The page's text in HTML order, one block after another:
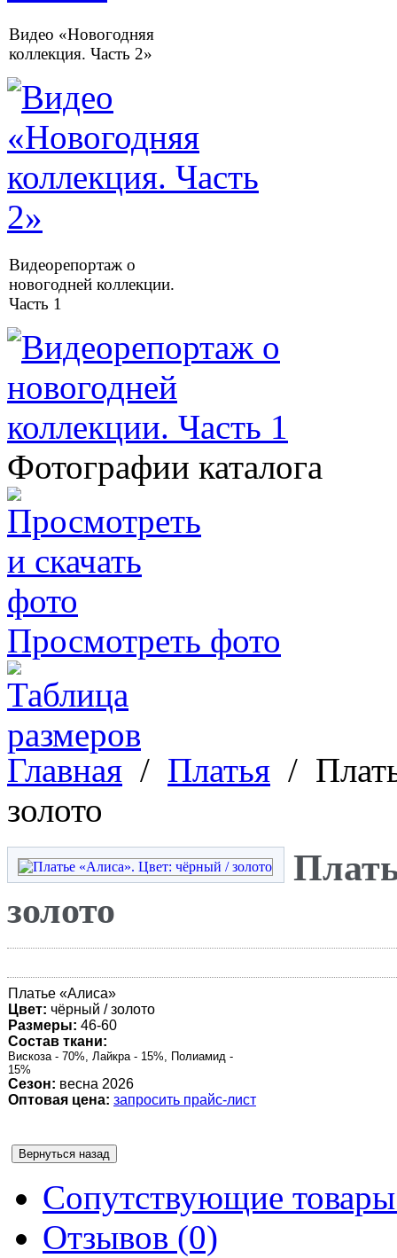
Видео «Новогодняя
коллекция. Часть 2»
Видеорепортаж о
новогодней коллекции.
Часть 1
Фотографии каталога
Просмотреть фото
Главная / Платья /
золото
золото
Платье «Алиса»
Цвет: чёрный / золото
Размеры: 46-60
Состав ткани:
Вискоза - 70%, Лайкра - 15%, Полиамид -
15%
Сезон: весна 2026
Оптовая цена: запросить прайс-лист
Сопутствующие
Отзывов (0)